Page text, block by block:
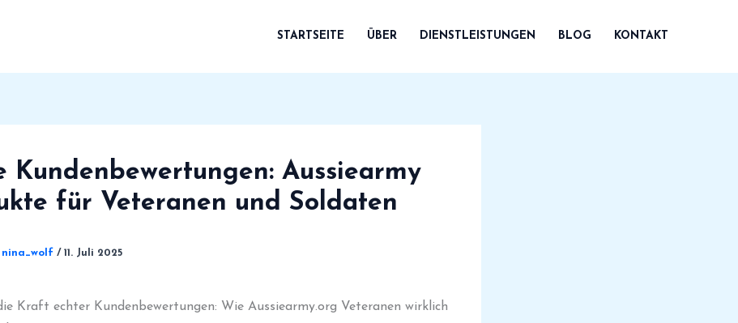
STARTSEITE ÜBER DIENSTLEISTUNGEN BLOG KONTAKT
Kundenbewertungen: Aussiearmy
für Veteranen und Soldaten
nina_wolf / 11. Juli 2025
Kraft echter Kundenbewertungen: Wie Aussiearmy.org Veteranen wirklich